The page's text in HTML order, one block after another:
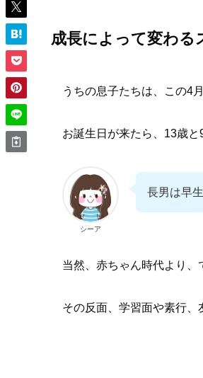
成長によって変わる
うちの息子たちは、この4
お誕生日が来たら、13歳と
シーア
長男は早
当然、赤ちゃん時代より、
その反面、学習面や素行、